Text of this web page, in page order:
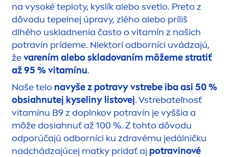
na vysoké teploty, kyslík alebo svetlo. Preto z
dôvodu tepelnej úpravy, zlého alebo príliš
dlhého uskladnenia často o vitamín z našich
potravín prídeme. Niektorí odborníci uvádzajú,
ževarením alebo skladovaním môžeme stratiť
až 95 % vitamínu.
Naše telo navyše z potravy vstrebe iba asi 50 %
obsiahnutej kyseliny listovej. Vstrebateľnosť
vitamínu B9 z doplnkov potravín je vyššia a
môže dosiahnuť až 100 %. Z tohto dôvodu
odporúčajú odborníci ku zdravému jedálničku
nadchádzajúcej matky pridať aj potravinové